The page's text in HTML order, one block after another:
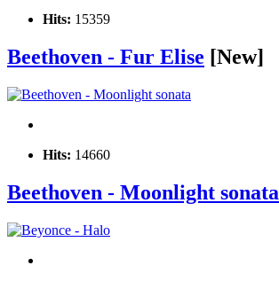
Hits: 15359
Beethoven - Fur Elise [New]
Hits: 14660
Beethoven - Moonlight sonata